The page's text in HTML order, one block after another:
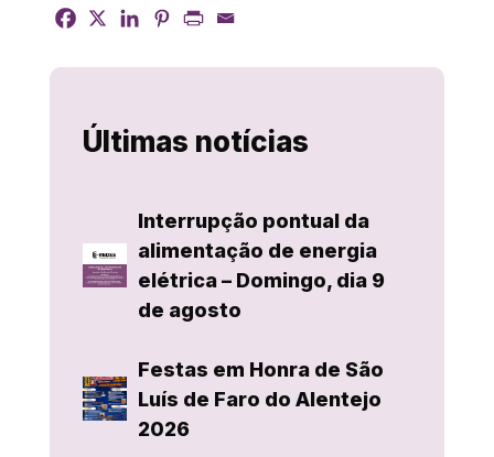
Últimas notícias
Interrupção pontual da
alimentação de energia
elétrica – Domingo, dia 9
de agosto
Festas em Honra de São
Luís de Faro do Alentejo
2026